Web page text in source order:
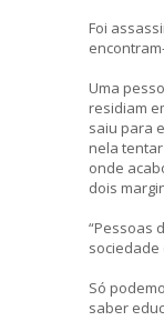
Foi
Uma
residiam
saiu para
nela
onde
dois
“Pessoas
sociedade
Só
saber